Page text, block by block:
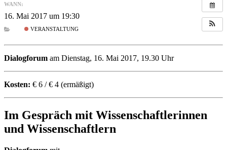
WANN:
16. Mai 2017 um 19:30
VERANSTALTUNG
Dialogforum am Dienstag, 16. Mai 2017, 19.30 Uhr
Kosten: € 6 / € 4 (ermäßigt)
Im Gespräch mit Wissenschaftlerinnen
und Wissenschaftlern